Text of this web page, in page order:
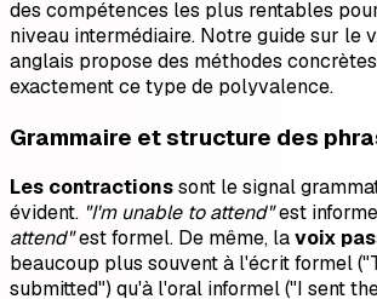
des compétences les plus rentables
niveau intermédiaire. Notre guide sur le
anglais propose des méthodes
exactement ce type de polyvalence.
Grammaire et structure des
Les contractionssont le signal
évident. "I'm unable to attend"est
attend"est formel. De même, lavoix
beaucoup plus souvent à l'écrit formel
submitted") qu'à l'oral informel ("I sent